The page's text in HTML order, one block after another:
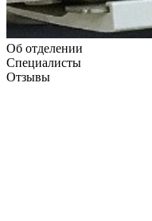
Об отделении
Специалисты
Отзывы